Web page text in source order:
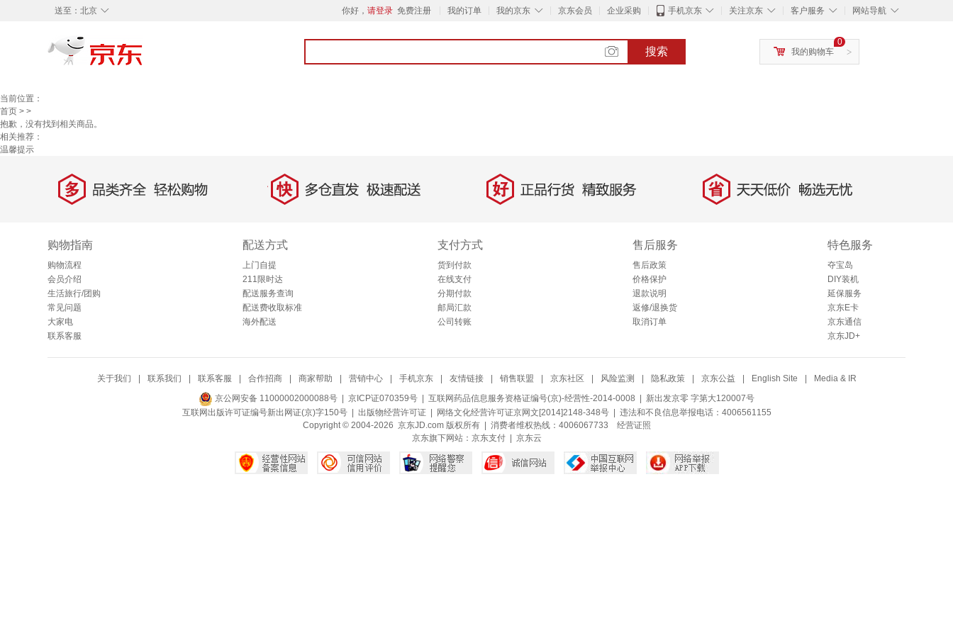
◇
送至： 北京 你好， 请登录 免费注册 我的订单 ◇
我的京东 京东会员 企业采购 ◇
手机京东 ◇
关注京东 ◇
客户服务 ◇
网站导航
搜索 >
0
我的购物车
当前位置：
首页 > >
抱歉，没有找到相关商品。
相关推荐：
温馨提示
多 品类齐全，轻松购物 快 多仓直发，极速配送 好 正品行货，精致服务 省 天天低价，畅选无忧
购物指南
购物流程
会员介绍
生活旅行/团购
常见问题
大家电
联系客服
配送方式
上门自提
211限时达
配送服务查询
配送费收取标准
海外配送
支付方式
货到付款
在线支付
分期付款
邮局汇款
公司转账
售后服务
售后政策
价格保护
退款说明
返修/退换货
取消订单
特色服务
夺宝岛
DIY装机
延保服务
京东E卡
京东通信
京东JD+
关于我们 联系我们 联系客服 合作招商 商家帮助 营销中心 手机京东 友情链接 销售联盟 京东社区 风险监测 隐私政策 京东公益 English Site Media & IR
京公网安备 11000002000088号 | 京ICP证070359号 | 互联网药品信息服务资格证编号(京)-经营性-2014-0008 | 新出发京零 字第大120007号
互联网出版许可证编号新出网证(京)字150号 | 出版物经营许可证| 网络文化经营许可证京网文[2014]2148-348号| 违法和不良信息举报电话：4006561155
Copyright © 2004-2026 京东JD.com 版权所有 | 消费者维权热线：4006067733 经营证照
京东旗下网站： 京东支付| 京东云